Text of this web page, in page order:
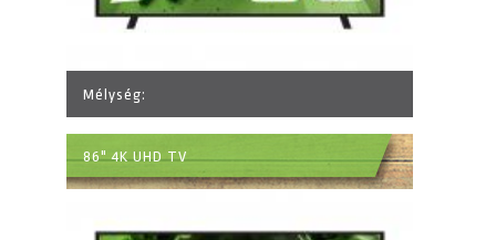
Mélység:
86" 4K UHD TV